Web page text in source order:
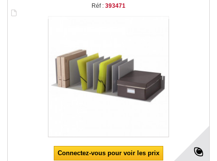
Réf : 393471
Connectez-vous pour voir les prix